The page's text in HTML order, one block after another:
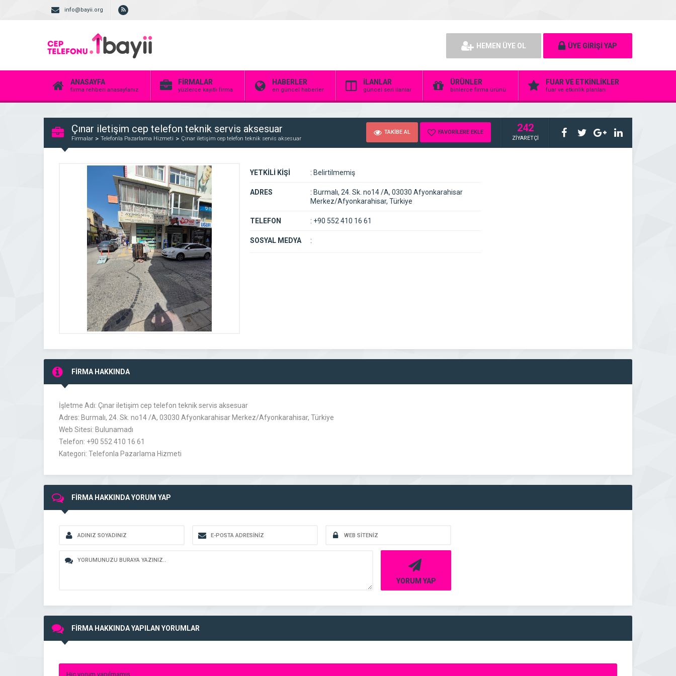
info@bayii.org
HEMEN ÜYE OL ÜYE GİRİŞİ YAP
ANASAYFA
firma rehberi anasayfanız
FİRMALAR
yüzlerce kayıtlı firma
HABERLER
en güncel haberler
İLANLAR
güncel seri ilanlar
ÜRÜNLER
binlerce firma ürünü
FUAR VE ETKİNLİKLER
fuar ve etkinlik planları
Çınar iletişim cep telefon teknik servis aksesuar
Firmalar Telefonla Pazarlama Hizmeti Çınar iletişim cep telefon teknik servis aksesuar
TAKİBE AL FAVORİLERE EKLE 242
ZİYARETÇİ
YETKİLİ KİŞİ : Belirtilmemiş
ADRES : Burmalı, 24. Sk. no14 /A, 03030 Afyonkarahisar
Merkez/Afyonkarahisar, Türkiye
TELEFON : +90 552 410 16 61
SOSYAL MEDYA :
FİRMA HAKKINDA
İşletme Adı: Çınar iletişim cep telefon teknik servis aksesuar
Adres: Burmalı, 24. Sk. no14 /A, 03030 Afyonkarahisar Merkez/Afyonkarahisar, Türkiye
Web Sitesi: Bulunamadı
Telefon: +90 552 410 16 61
Kategori: Telefonla Pazarlama Hizmeti
FİRMA HAKKINDA YORUM YAP
YORUM YAP
FİRMA HAKKINDA YAPILAN YORUMLAR
Hiç yorum yapılmamış.